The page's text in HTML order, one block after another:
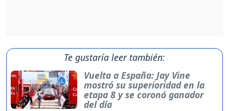
Te gustaría leer también:
Vuelta a España: Jay Vine
mostró su superioridad en la
etapa 8 y se coronó ganador
del día